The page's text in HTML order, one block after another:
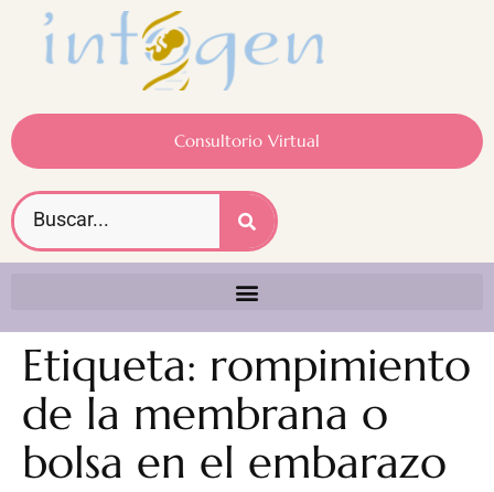
Consultorio Virtual
Etiqueta: rompimiento
de la membrana o
bolsa en el embarazo